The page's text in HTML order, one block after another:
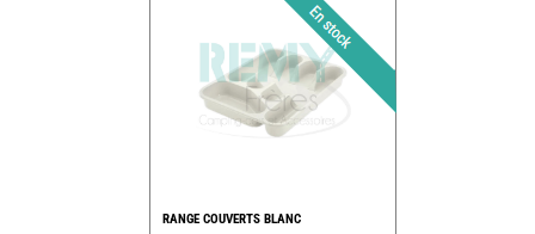
RANGE COUVERTS BLANC